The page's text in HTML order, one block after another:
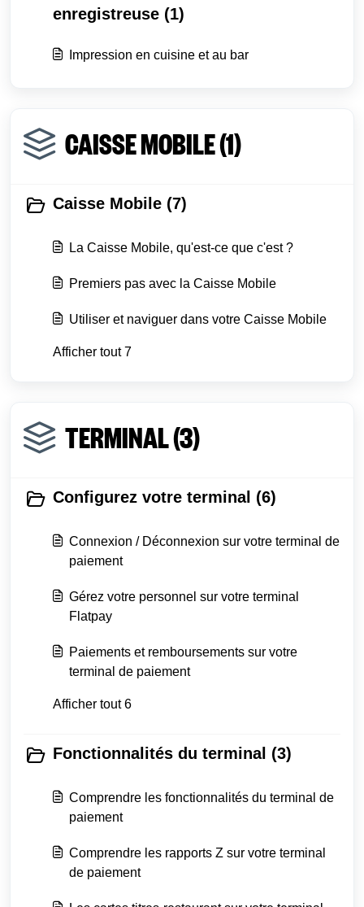
enregistreuse (1)
Impression en cuisine et au bar
CAISSE MOBILE (1)
Caisse Mobile (7)
La Caisse Mobile, qu'est-ce que c'est ?
Premiers pas avec la Caisse Mobile
Utiliser et naviguer dans votre Caisse Mobile
Afficher tout 7
TERMINAL (3)
Configurez votre terminal (6)
Connexion / Déconnexion sur votre terminal de
paiement
Gérez votre personnel sur votre terminal
Flatpay
Paiements et remboursements sur votre
terminal de paiement
Afficher tout 6
Fonctionnalités du terminal (3)
Comprendre les fonctionnalités du terminal de
paiement
Comprendre les rapports Z sur votre terminal
de paiement